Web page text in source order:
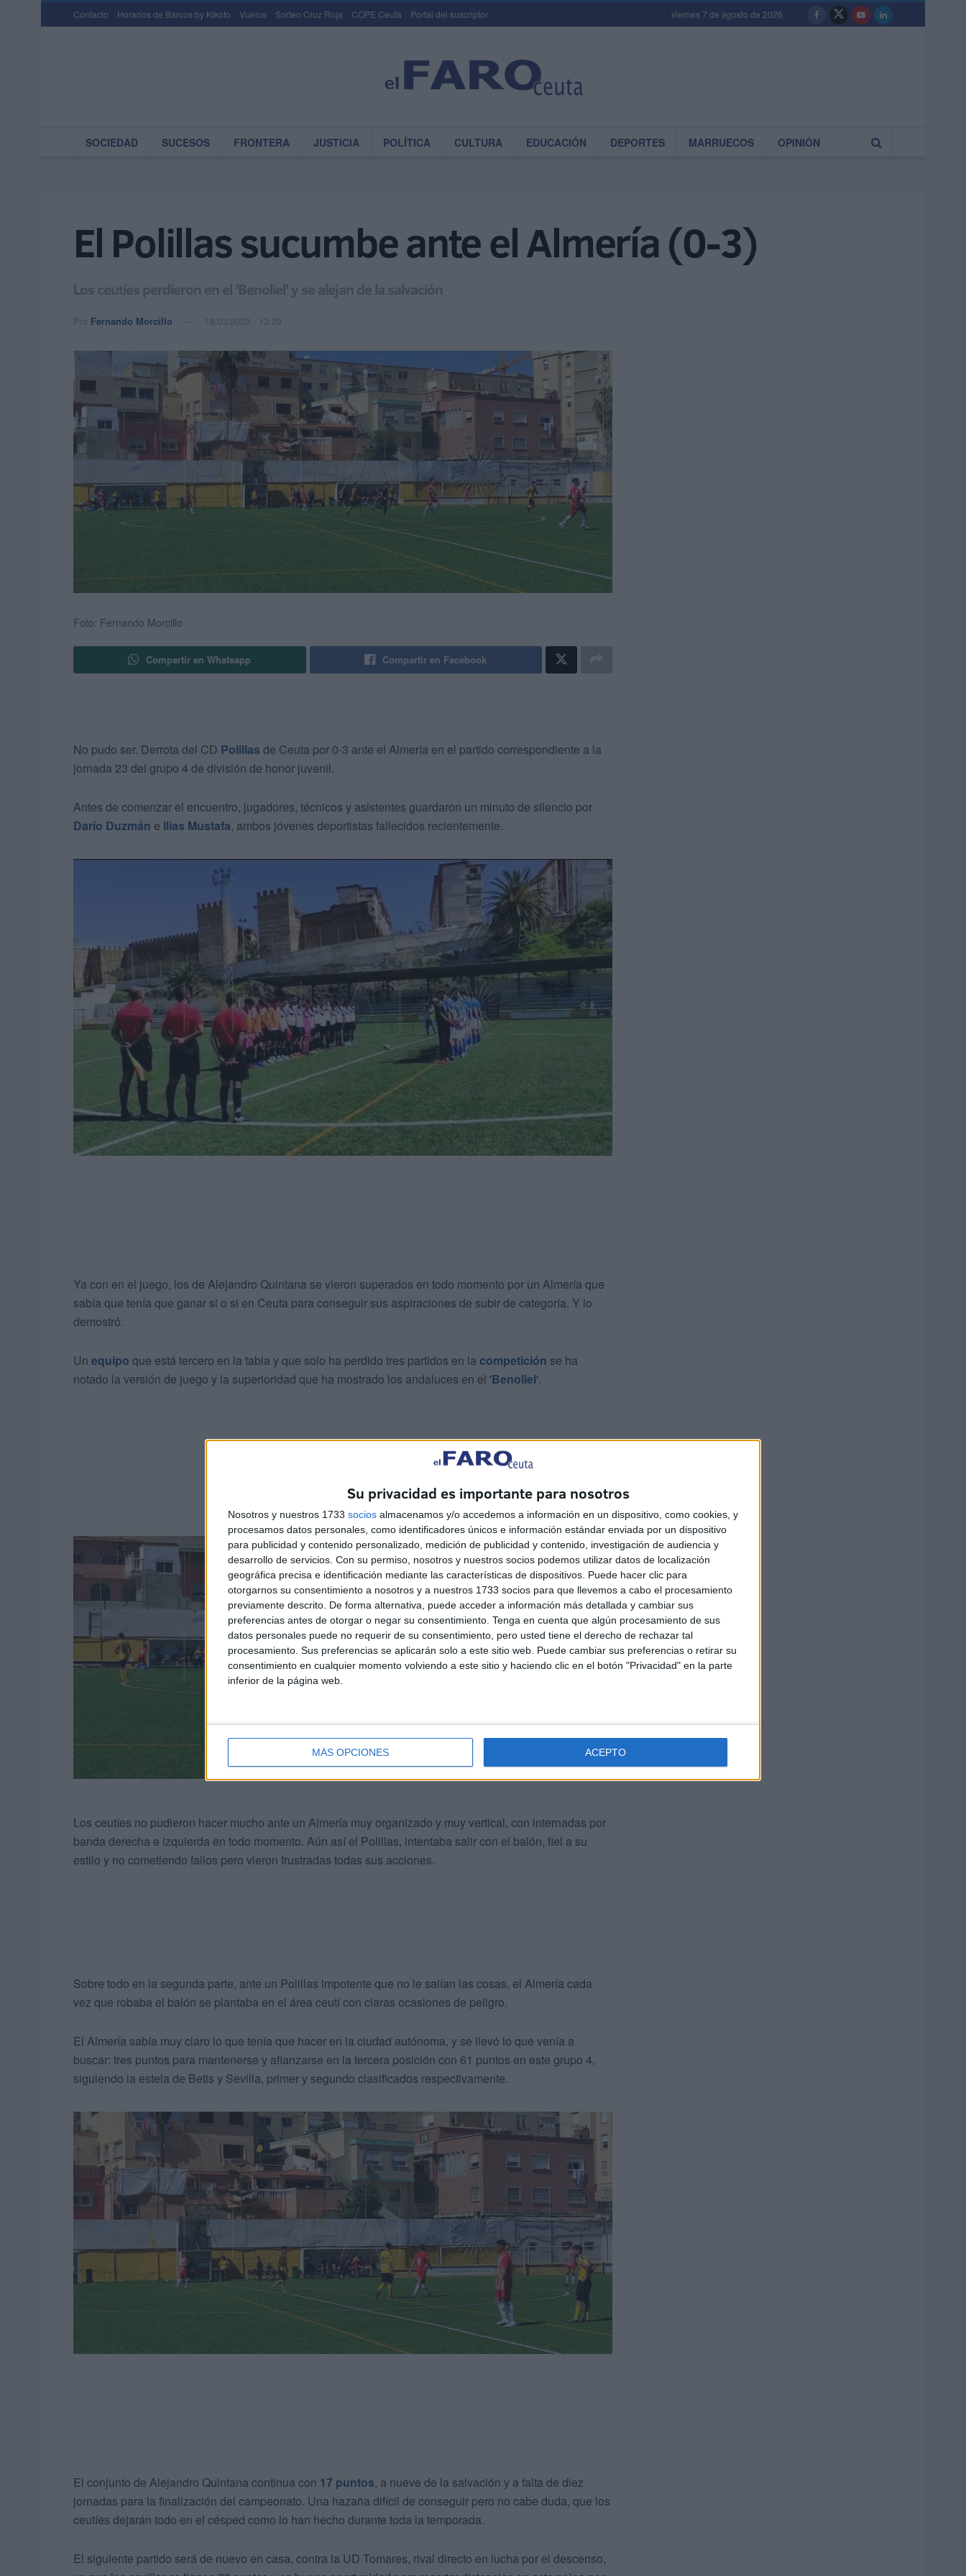
Su privacidad es importante para nosotros
Nosotros y nuestros 1733 socios almacenamos y/o accedemos a información en un dispositivo, como cookies, y
procesamos datos personales, como identificadores únicos e información estándar enviada por un dispositivo
para publicidad y contenido personalizado, medición de publicidad y contenido, investigación de audiencia y
desarrollo de servicios. Con su permiso, nosotros y nuestros socios podemos utilizar datos de localización
geográfica precisa e identificación mediante las características de dispositivos. Puede hacer clic para
otorgarnos su consentimiento a nosotros y a nuestros 1733 socios para que llevemos a cabo el procesamiento
previamente descrito. De forma alternativa, puede acceder a información más detallada y cambiar sus
preferencias antes de otorgar o negar su consentimiento. Tenga en cuenta que algún procesamiento de sus
datos personales puede no requerir de su consentimiento, pero usted tiene el derecho de rechazar tal
procesamiento. Sus preferencias se aplicarán solo a este sitio web. Puede cambiar sus preferencias o retirar su
consentimiento en cualquier momento volviendo a este sitio y haciendo clic en el botón "Privacidad" en la parte
inferior de la página web.
MÁS OPCIONES ACEPTO
Contacto Horarios de Barcos by Kikoto Vuelos Sorteo Cruz Roja COPE Ceuta Portal del suscriptor viernes 7 de agosto de 2026
SOCIEDAD SUCESOS FRONTERA JUSTICIA POLÍTICA CULTURA EDUCACIÓN DEPORTES MARRUECOS OPINIÓN
El Polillas sucumbe ante el Almería (0-3)
Los ceutíes perdieron en el 'Benoliel' y se alejan de la salvación
Por Fernando Morcillo 18/03/2023 - 13:29
Foto: Fernando Morcillo
Compartir en Whatsapp Compartir en Facebook
No pudo ser. Derrota del CD Polillas de Ceuta por 0-3 ante el Almería en el partido correspondiente a la
jornada 23 del grupo 4 de división de honor juvenil.
Antes de comenzar el encuentro, jugadores, técnicos y asistentes guardaron un minuto de silencio por
Darío Duzmán e Ilias Mustafa, ambos jóvenes deportistas fallecidos recientemente.
Ya con en el juego, los de Alejandro Quintana se vieron superados en todo momento por un Almería que
sabía que tenía que ganar si o si en Ceuta para conseguir sus aspiraciones de subir de categoría. Y lo
demostró.
Un equipo que está tercero en la tabla y que solo ha perdido tres partidos en la competición se ha
notado la versión de juego y la superioridad que ha mostrado los andaluces en el 'Benoliel'.
Los ceutíes no pudieron hacer mucho ante un Almería muy organizado y muy vertical, con internadas por
banda derecha e izquierda en todo momento. Aún así el Polillas, intentaba salir con el balón, fiel a su
estilo y no cometiendo fallos pero vieron frustradas todas sus acciones.
Sobre todo en la segunda parte, ante un Polillas impotente que no le salían las cosas, el Almería cada
vez que robaba el balón se plantaba en el área ceutí con claras ocasiones de peligro.
El Almería sabía muy claro lo que tenía que hacer en la ciudad autónoma, y se llevó lo que venía a
buscar: tres puntos para mantenerse y afianzarse en la tercera posición con 61 puntos en este grupo 4,
siguiendo la estela de Betis y Sevilla, primer y segundo clasificados respectivamente.
El conjunto de Alejandro Quintana continua con 17 puntos, a nueve de la salvación y a falta de diez
jornadas para la finalización del campeonato. Una hazaña difícil de conseguir pero no cabe duda, que los
ceutíes dejarán todo en el césped como lo han hecho durante toda la temporada.
El siguiente partido será de nuevo en casa, contra la UD Tomares, rival directo en lucha por el descenso,